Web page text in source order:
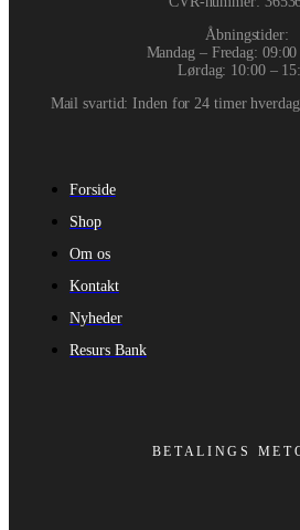
Åbningstider:
Mandag – Fredag:
Lørdag: 10:00 –
Mail svartid: Inden for 24 timer
Forside
Shop
Om os
Kontakt
Nyheder
Resurs Bank
BETALINGS